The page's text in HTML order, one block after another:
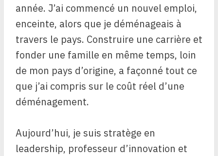
année. J’ai commencé un nouvel emploi,
enceinte, alors que je déménageais à
travers le pays. Construire une carrière et
fonder une famille en même temps, loin
de mon pays d’origine, a façonné tout ce
que j’ai compris sur le coût réel d’une
déménagement.
Aujourd’hui, je suis stratège en
leadership, professeur d’innovation et